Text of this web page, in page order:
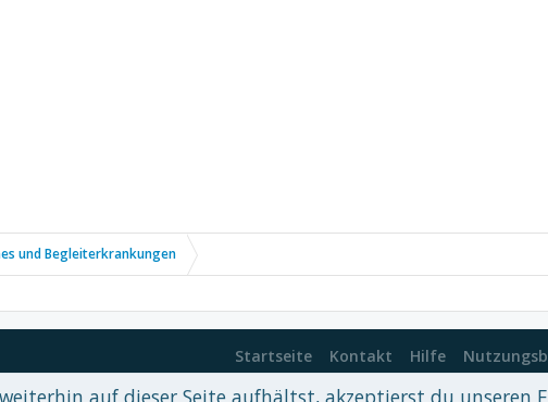
und Begleiterkrankungen
Startseite Kontakt Hilfe
auf dieser Seite aufhältst, akzeptierst du unseren